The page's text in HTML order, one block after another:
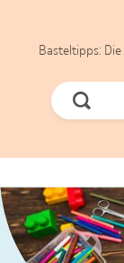
Basteltipps:
Jetzt
Suchen